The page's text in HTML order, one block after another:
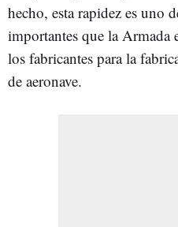
hecho, esta rapidez es uno
importantes que la Armada
los fabricantes para la
de aeronave.